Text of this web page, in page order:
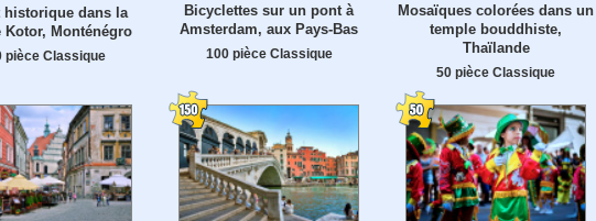
historique dans la
Kotor, Monténégro
pièce Classique
Bicyclettes sur un pont à
Amsterdam, aux Pays-Bas
100 pièce Classique
Mosaïques colorées dans un
temple bouddhiste,
Thaïlande
50 pièce Classique